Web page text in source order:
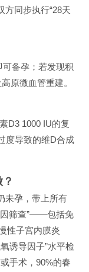
方同步执行“28天
备孕；若发现积
原微血管重建。
D3 1000 IU的复
度导致的维D合成
未孕，带上所有
因筛查”——包括免
性子宫内膜炎
诱导因子”水平检
手术，90%的春